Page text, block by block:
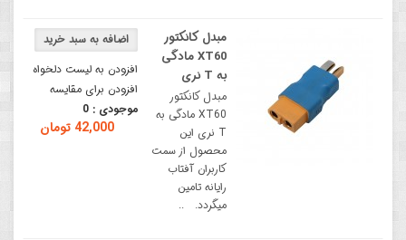
افزودن به لیست دلخواه
افزودن برای مقایسه
موجودی : 0
42,000 تومان
مبدل کانکتور
XT60 مادگی
به T نری
مبدل کانکتور
XT60 مادگی به
T نری این
محصول از سمت
کاربران آفتاب
رایانه تامین
میگردد. ..